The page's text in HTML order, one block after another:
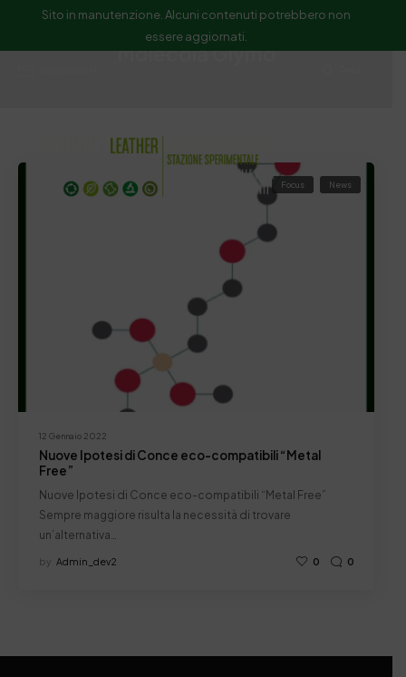
Sito in manutenzione. Alcuni contenuti potrebbero non
essere aggiornati.
Molecola Glymo
12 Gennaio 2022
Focus News
Nuove Ipotesi di Conce eco-compatibili “Metal
Free”
Nuove Ipotesi di Conce eco-compatibili “Metal Free”
Sempre maggiore risulta la necessità di trovare
un’alternativa…
by Admin_dev2 0 0